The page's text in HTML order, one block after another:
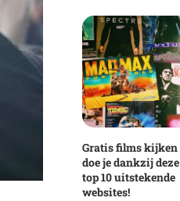
Gratis films kijken
doe je dankzij deze
top 10 uitstekende
websites!